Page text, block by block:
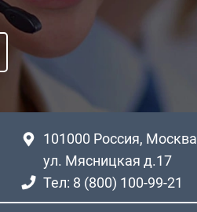
101000 Россия, Москва
ул. Мясницкая д.17
Тел: 8 (800) 100-99-21